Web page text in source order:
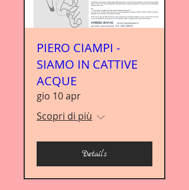
PIERO CIAMPI -
SIAMO IN CATTIVE
ACQUE
gio 10 apr
Scopri di più
Details